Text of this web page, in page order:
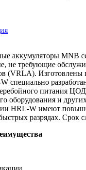
аккумуляторы MNB
не требующие
(VRLA). Изготовлены
специально
питания
оборудования и
HRL-W имеют
разрядах. Срок